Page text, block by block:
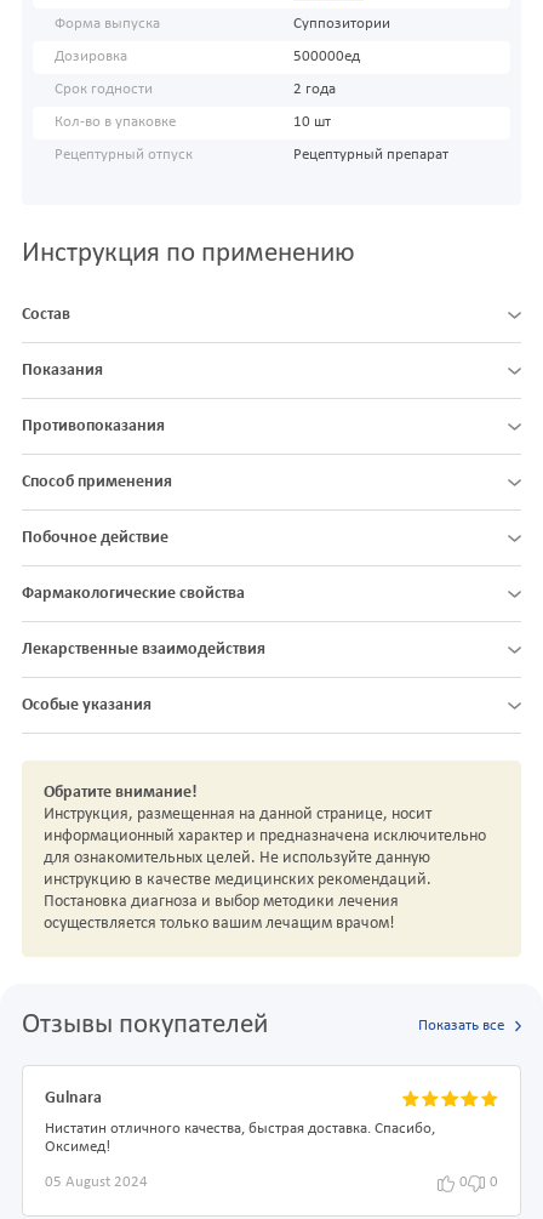
Форма выпуска Суппозитории
Дозировка 500000ед
Срок годности 2 года
Кол-во в упаковке 10 шт
Рецептурный отпуск Рецептурный препарат
Инструкция по применению
Состав
Показания
Противопоказания
Способ применения
Побочное действие
Фармакологические свойства
Лекарственные взаимодействия
Особые указания
Обратите внимание!
Инструкция, размещенная на данной странице, носит
информационный характер и предназначена исключительно
для ознакомительных целей. Не используйте данную
инструкцию в качестве медицинских рекомендаций.
Постановка диагноза и выбор методики лечения
осуществляется только вашим лечащим врачом!
Отзывы покупателей Показать все
Gulnara
Нистатин отличного качества, быстрая доставка. Спасибо,
Оксимед!
05 August 2024 0 0